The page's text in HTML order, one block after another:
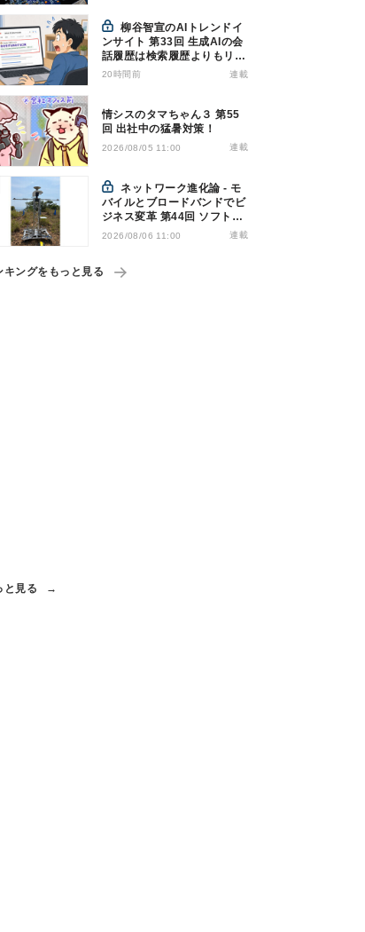
柳谷智宣のAIトレンドイ
ンサイト 第33回 生成AIの会
話履歴は検索履歴よりもリス
キー？今のうちに情報漏洩対
20時間前 連載
情シスのタマちゃん３ 第55
回 出社中の猛暑対策！
2026/08/05 11:00 連載
ネットワーク進化論 - モ
バイルとブロードバンドでビ
ジネス変革 第44回 ソフトバ
ンクが「HAPS」のプレ商用
2026/08/06 11:00 連載
キングをもっと見る
と見る